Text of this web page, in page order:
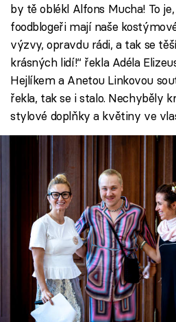
by tě oblékl Alfons Mucha! To
foodblogeři mají naše
výzvy, opravdu rádi, a tak se
krásných lidí!“ řekla Adéla
Hejlíkem a Anetou Linkovou
řekla, tak se i stalo. Nechyběly
stylové doplňky a květiny ve